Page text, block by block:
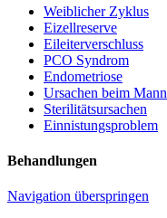
Weiblicher Zyklus
Eizellreserve
Eileiterverschluss
PCO Syndrom
Endometriose
Ursachen beim Mann
Sterilitätsursachen
Einnistungsproblem
Behandlungen
Navigation überspringen